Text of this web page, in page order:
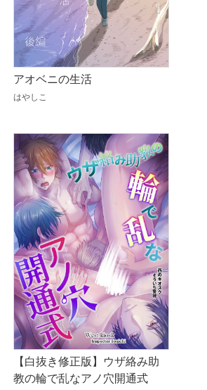
アオベニの生活
はやしこ
【白抜き修正版】ウザ絡み助
教の輪で乱なアノ穴開通式